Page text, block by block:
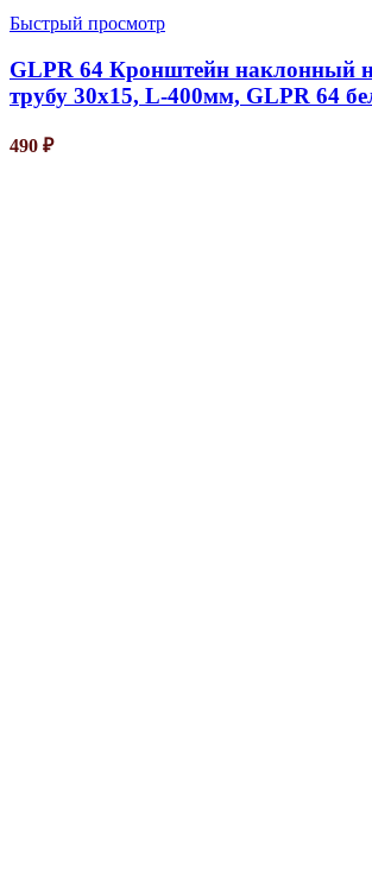
Быстрый просмотр
GLPR 64 Кронштейн наклонный
трубу 30х15, L-400мм, GLPR 64
490 ₽